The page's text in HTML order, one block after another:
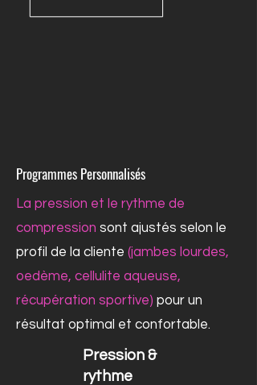
Programmes Personnalisés
La pression et le rythme de
compression sont ajustés selon le
profil de la cliente (jambes lourdes,
oedème, cellulite aqueuse,
récupération sportive) pour un
résultat optimal et confortable.
Pression &
rythme